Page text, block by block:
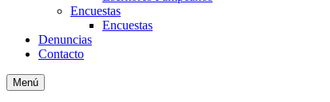
Encuestas
Encuestas
Denuncias
Contacto
Menú